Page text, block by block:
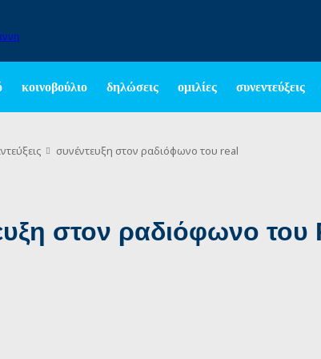
κοινοβούλιο δηλώσεις ομιλίες συνεντεύξεις
συνέντευξη στον ραδιόφωνο του real
στον ραδιόφωνο του